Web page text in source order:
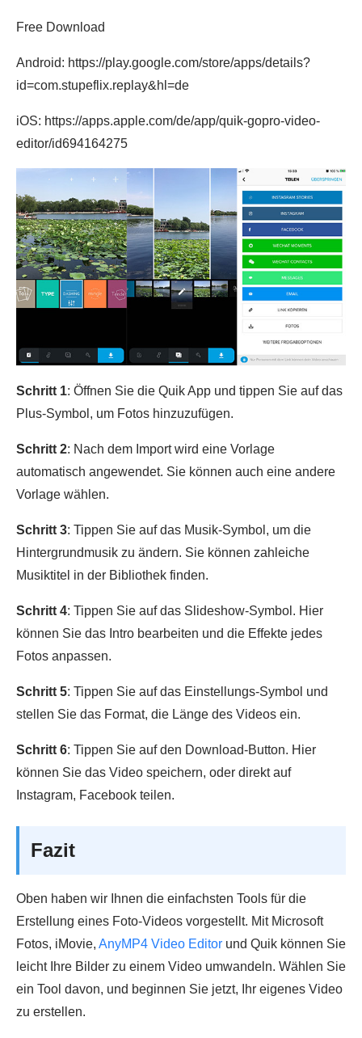
Free Download
Android: https://play.google.com/store/apps/details?
id=com.stupeflix.replay&hl=de
iOS: https://apps.apple.com/de/app/quik-gopro-video-
editor/id694164275
Schritt 1: Öffnen Sie die Quik App und tippen Sie auf das
Plus-Symbol, um Fotos hinzuzufügen.
Schritt 2: Nach dem Import wird eine Vorlage
automatisch angewendet. Sie können auch eine andere
Vorlage wählen.
Schritt 3: Tippen Sie auf das Musik-Symbol, um die
Hintergrundmusik zu ändern. Sie können zahleiche
Musiktitel in der Bibliothek finden.
Schritt 4: Tippen Sie auf das Slideshow-Symbol. Hier
können Sie das Intro bearbeiten und die Effekte jedes
Fotos anpassen.
Schritt 5: Tippen Sie auf das Einstellungs-Symbol und
stellen Sie das Format, die Länge des Videos ein.
Schritt 6: Tippen Sie auf den Download-Button. Hier
können Sie das Video speichern, oder direkt auf
Instagram, Facebook teilen.
Fazit
Oben haben wir Ihnen die einfachsten Tools für die
Erstellung eines Foto-Videos vorgestellt. Mit Microsoft
Fotos, iMovie, AnyMP4 Video Editor und Quik können Sie
leicht Ihre Bilder zu einem Video umwandeln. Wählen Sie
ein Tool davon, und beginnen Sie jetzt, Ihr eigenes Video
zu erstellen.